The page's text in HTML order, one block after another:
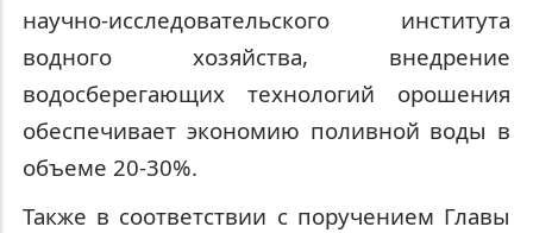
научно-исследовательского института
водного хозяйства, внедрение
водосберегающих технологий орошения
обеспечивает экономию поливной воды в
объеме 20-30%.
Также в соответствии с поручением Главы